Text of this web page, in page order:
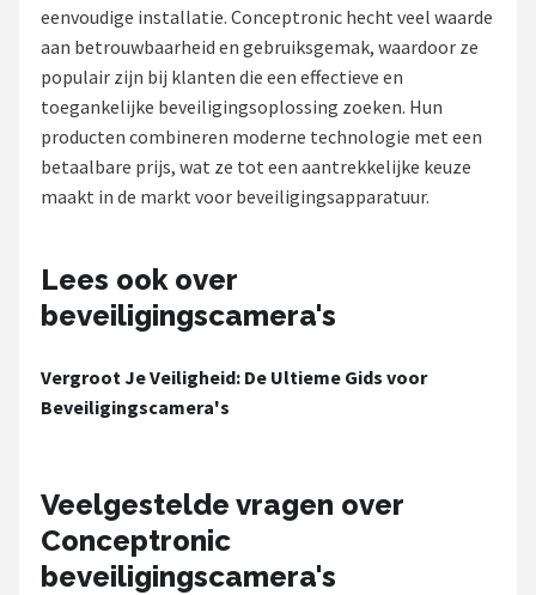
Home-Locking
Reolink
EZVIZ
Hikvision
Foscam
Teceye
ieGeek
Alle merken →
eenvoudige installatie. Conceptronic hecht veel waarde
aan betrouwbaarheid en gebruiksgemak, waardoor ze
populair zijn bij klanten die een effectieve en
toegankelijke beveiligingsoplossing zoeken. Hun
producten combineren moderne technologie met een
betaalbare prijs, wat ze tot een aantrekkelijke keuze
maakt in de markt voor beveiligingsapparatuur.
Lees ook over
beveiligingscamera's
Vergroot Je Veiligheid: De Ultieme Gids voor
Beveiligingscamera's
Veelgestelde vragen over
Conceptronic
beveiligingscamera's